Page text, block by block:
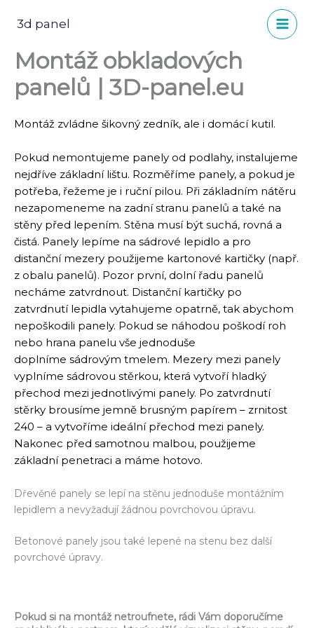
3d panel
Montáž obkladových
panelů | 3D-panel.eu
Montáž zvládne šikovný zedník, ale i domácí kutil.
​Pokud nemontujeme panely od podlahy, instalujeme
nejdříve základní lištu. Rozměříme panely, a pokud je
potřeba, řežeme je i ruční pilou. Při základním nátěru
nezapomeneme na zadní stranu panelů a také na
stěny před lepením. Stěna musí být suchá, rovná a
čistá. Panely lepíme na sádrové lepidlo a pro
distanční mezery použijeme kartonové kartičky (např.
z obalu panelů). Pozor první, dolní řadu panelů
necháme zatvrdnout. Distanční kartičky po
zatvrdnutí lepidla vytahujeme opatrně, tak abychom
nepoškodili panely. Pokud se náhodou poškodí roh
nebo hrana panelu vše jednoduše
doplníme sádrovým tmelem. Mezery mezi panely
vyplníme sádrovou stěrkou, která vytvoří hladký
přechod mezi jednotlivými panely. Po zatvrdnutí
stěrky brousíme jemně brusným papírem – zrnitost
240 – a vytvoříme ideální přechod mezi panely.
Nakonec před samotnou malbou, použijeme
základní penetraci a máme hotovo.
Dřevěné panely se lepí na stěnu jednoduše montážním
lepidlem a nevyžadují žádnou povrchovou úpravu.
Betonové panely jsou také lepené na stenu bez další
povrchové úpravy.
Pokud si na montáž netroufnete, rádi Vám doporučíme